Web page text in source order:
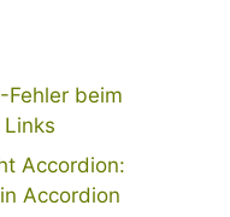
Fehler beim
Accordion:
Accordion